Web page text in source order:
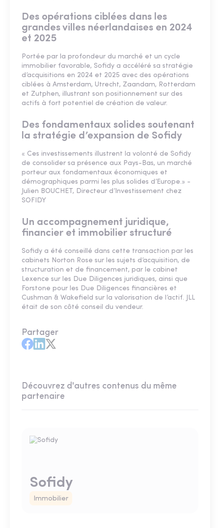
Des opérations ciblées dans les
grandes villes néerlandaises en 2024
et 2025
Portée par la profondeur du marché et un cycle
immobilier favorable, Sofidy a accéléré sa stratégie
d’acquisitions en 2024 et 2025 avec des opérations
ciblées à Amsterdam, Utrecht, Zaandam, Rotterdam
et Zutphen, illustrant son positionnement sur des
actifs à fort potentiel de création de valeur.
Des fondamentaux solides soutenant
la stratégie d’expansion de Sofidy
« Ces investissements illustrent la volonté de Sofidy
de consolider sa présence aux Pays-Bas, un marché
porteur aux fondamentaux économiques et
démographiques parmi les plus solides d’Europe.» -
Julien BOUCHET, Directeur d’Investissement chez
SOFIDY
Un accompagnement juridique,
financier et immobilier structuré
Sofidy a été conseillé dans cette transaction par les
cabinets Norton Rose sur les sujets d’acquisition, de
structuration et de financement, par le cabinet
Lexence sur les Due Diligences juridiques, ainsi que
Forstone pour les Due Diligences financières et
Cushman & Wakefield sur la valorisation de l’actif. JLL
était de son côté conseil du vendeur.
Partager
Découvrez d'autres contenus du même
partenaire
Sofidy
Immobilier